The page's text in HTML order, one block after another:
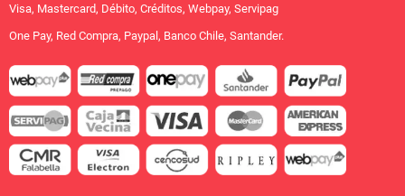
Visa, Mastercard, Débito, Créditos, Webpay, Servipag
One Pay, Red Compra, Paypal, Banco Chile, Santander.